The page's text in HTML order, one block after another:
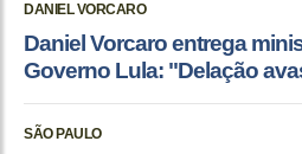
DANIEL VORCARO
Daniel Vorcaro entrega
Governo Lula: "Delação
SÃO PAULO